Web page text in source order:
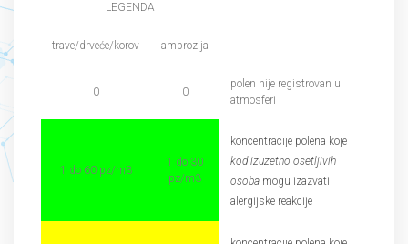
LEGENDA
trave/drveće/korov ambrozija
0 0
polen nije registrovan u
atmosferi
1 do 60 pz/m3
1 do 30
pz/m3
koncentracije polena koje
kod izuzetno osetljivih
osoba mogu izazvati
alergijske reakcije